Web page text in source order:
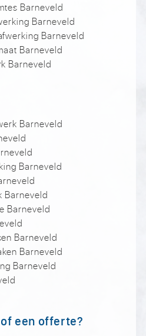
Barneveld
Barneveld
Barneveld
Barneveld
Barneveld
Barneveld
Barneveld
Barneveld
Barneveld
Barneveld
Barneveld
Barneveld
een offerte?